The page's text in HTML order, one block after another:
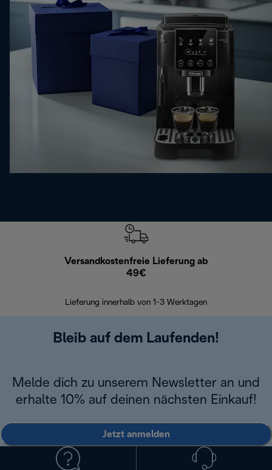
Versandkostenfreie Lieferung ab
49€
Lieferung innerhalb von 1-3 Werktagen
Bleib auf dem Laufenden!
Melde dich zu unserem Newsletter an und
erhalte 10% auf deinen nächsten Einkauf!
Jetzt anmelden